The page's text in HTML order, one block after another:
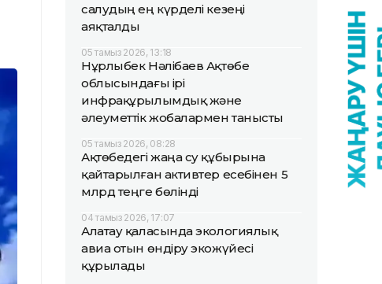
салудың ең күрделі кезеңі
аяқталды
05 тамыз 2026, 13:18
Нұрлыбек Нәлібаев Ақтөбе
облысындағы ірі
инфрақұрылымдық және
әлеуметтік жобалармен танысты
05 тамыз 2026, 08:28
Ақтөбедегі жаңа су құбырына
қайтарылған активтер есебінен 5
млрд теңге бөлінді
04 тамыз 2026, 17:07
Алатау қаласында экологиялық
авиа отын өндіру экожүйесі
құрылады